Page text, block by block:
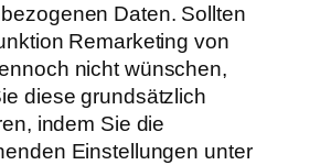
Daten. Sollten
Remarketing von
nicht wünschen,
diese grundsätzlich
indem Sie die
Einstellungen unter